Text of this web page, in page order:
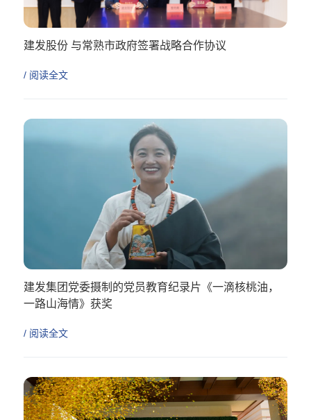
建发股份 与常熟市政府签署战略合作协议
/ 阅读全文
建发集团党委摄制的党员教育纪录片《一滴核桃油，
一路山海情》获奖
/ 阅读全文